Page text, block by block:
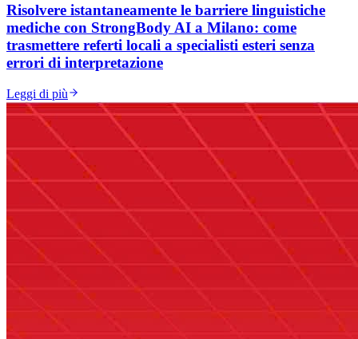
Risolvere istantaneamente le barriere linguistiche
mediche con StrongBody AI a Milano: come
trasmettere referti locali a specialisti esteri senza
errori di interpretazione
Leggi di più